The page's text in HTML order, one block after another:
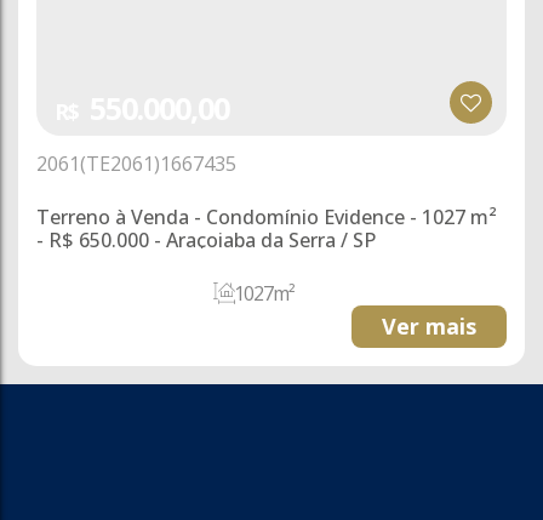
Terreno à Venda - Condomínio Evidence - 1027 m²
- R$ 650.000 - Araçoiaba da Serra / SP
2061(TE2061)1667435
1027m²
Ver mais